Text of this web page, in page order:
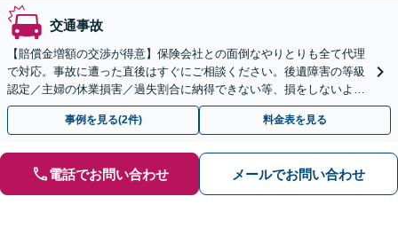
交通事故
【賠償金増額の交渉が得意】保険会社との面倒なやりとりも全て代理
で対応。事故に遭った直後はすぐにご相談ください。後遺障害の等級
認定／主婦の休業損害／過失割合に納得できない等、損をしないよう
に最後までフォローします！
事例を見る(2件) 料金表を見る
電話でお問い合わせ メールでお問い合わせ